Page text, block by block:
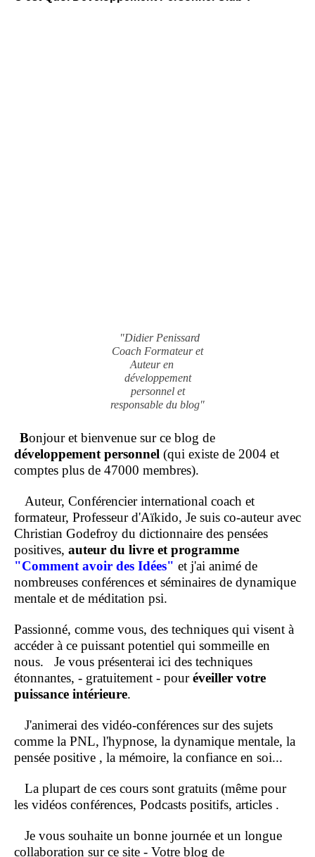
"Didier Penissard
Coach Formateur et
Auteur en
développement
personnel et
responsable du blog"
Bonjour et bienvenue sur ce blog de
développement personnel (qui existe de 2004 et
comptes plus de 47000 membres).
Auteur, Conférencier international coach et
formateur, Professeur d'Aïkido, Je suis co-auteur avec
Christian Godefroy du dictionnaire des pensées
positives, auteur du livre et programme
"Comment avoir des Idées" et j'ai animé de
nombreuses conférences et séminaires de dynamique
mentale et de méditation psi.
Passionné, comme vous, des techniques qui visent à
accéder à ce puissant potentiel qui sommeille en
nous. Je vous présenterai ici des techniques
étonnantes, - gratuitement - pouréveiller votre
puissance intérieure.
J'animerai des vidéo-conférences sur des sujets
comme la PNL, l'hypnose, la dynamique mentale, la
pensée positive , la mémoire, la confiance en soi...
La plupart de ces cours sont gratuits (même pour
les vidéos conférences, Podcasts positifs, articles .
Je vous souhaite un bonne journée et un longue
collaboration sur ce site - Votre blog de